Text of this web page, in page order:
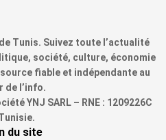
Tunis. Suivez toute l’actualité
société, culture, économie
fiable et indépendante au
de l’info.
YNJ SARL – RNE : 1209226C
du site